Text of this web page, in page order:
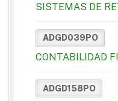
SISTEMAS DE
ADGD039PO
CONTABILIDAD
ADGD158PO